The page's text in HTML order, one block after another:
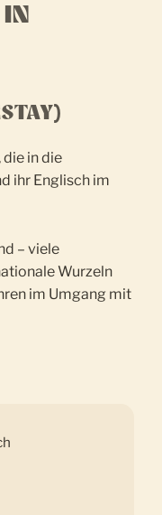
in die
ihr Englisch im
– viele
Wurzeln
im Umgang mit